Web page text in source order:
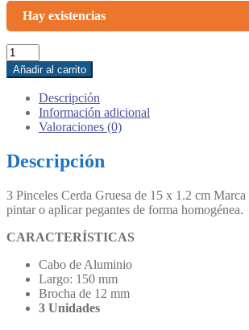
was:
$ 2.900.
is:
$ 1.900.
Hay existencias
3
Pinceles
Cerda
Gruesa
1.2
cm
HANGAR
9
Añadir al carrito
Descripción
Información adicional
Valoraciones (0)
Descripción
3 Pinceles Cerda Gruesa de 15 x 1.2 cm
pintar o aplicar pegantes de forma homogénea.
CARACTERÍSTICAS
Cabo de Aluminio
Largo: 150 mm
Brocha de 12 mm
3 Unidades